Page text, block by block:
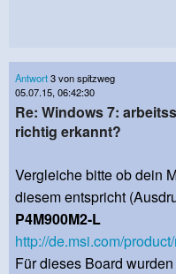
Antwort3 von spitzweg
05.07.15, 06:42:30
Re: Windows 7:
richtig erkannt?
Vergleiche bitte ob dein
diesem entspricht
P4M900M2-L
http://de.msi.com/
Für dieses Board